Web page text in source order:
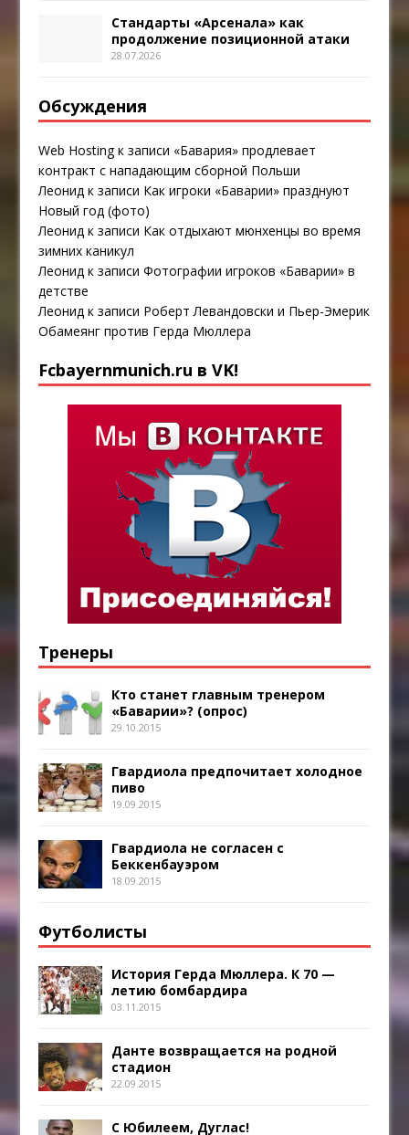
Стандарты «Арсенала» как
продолжение позиционной атаки
28.07.2026
Обсуждения
Web Hostingк записи «Бавария» продлевает
контракт с нападающим сборной Польши
Леонид к записи Как игроки «Баварии» празднуют
Новый год (фото)
Леонид к записи Как отдыхают мюнхенцы во время
зимних каникул
Леонид к записиФотографии игроков «Баварии» в
детстве
Леонид к записи Роберт Левандовски и Пьер-Эмерик
Обамеянг против Герда Мюллера
Fcbayernmunich.ru в VK!
Тренеры
Кто станет главным тренером
«Баварии»? (опрос)
29.10.2015
Гвардиола предпочитает холодное
пиво
19.09.2015
Гвардиола не согласен с
Беккенбауэром
18.09.2015
Футболисты
История Герда Мюллера. К 70 —
летию бомбардира
03.11.2015
Данте возвращается на родной
стадион
22.09.2015
С Юбилеем, Дуглас!